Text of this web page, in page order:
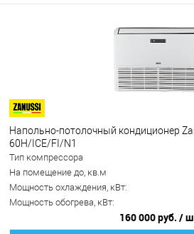
Напольно-потолочный кондиционер
60H/ICE/FI/N1
Тип компрессора
На помещение до, кв.м
Мощность охлаждения, кВт:
Мощность обогрева, кВт:
160 000 руб. /